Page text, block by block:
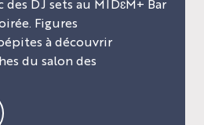
Figures
à découvrir
du salon des